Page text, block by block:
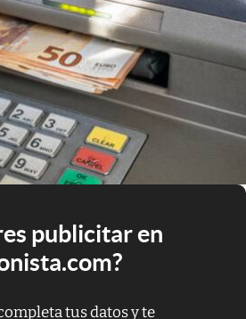
publicitar en
tus datos y te